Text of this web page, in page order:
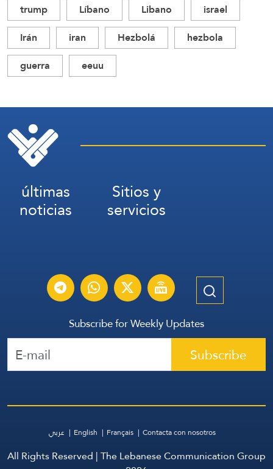
trump Líbano Libano
israel
Irán
iran Hezbolá
hezbola
guerra
eeuu
últimas
noticias
Sitios y
servicios
Subscribe for Weekly Updates
Subscribe
عربي English Français Contacta con nosotros
All Rights Reserved | The Lebanese Communication Group